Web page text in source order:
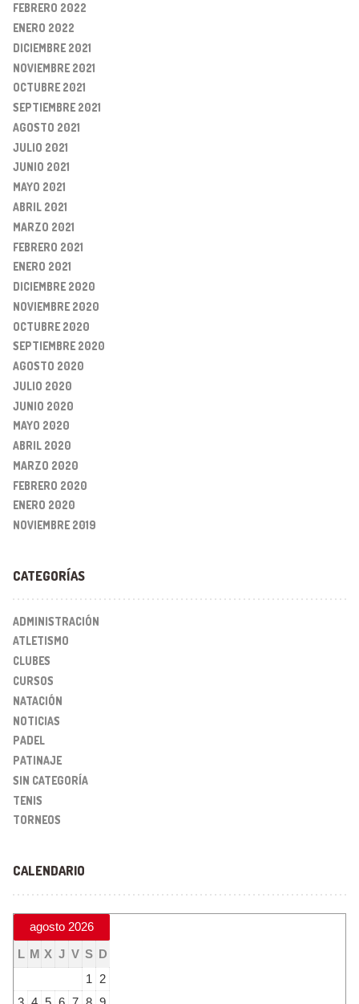
FEBRERO 2022
ENERO 2022
DICIEMBRE 2021
NOVIEMBRE 2021
OCTUBRE 2021
SEPTIEMBRE 2021
AGOSTO 2021
JULIO 2021
JUNIO 2021
MAYO 2021
ABRIL 2021
MARZO 2021
FEBRERO 2021
ENERO 2021
DICIEMBRE 2020
NOVIEMBRE 2020
OCTUBRE 2020
SEPTIEMBRE 2020
AGOSTO 2020
JULIO 2020
JUNIO 2020
MAYO 2020
ABRIL 2020
MARZO 2020
FEBRERO 2020
ENERO 2020
NOVIEMBRE 2019
CATEGORÍAS
ADMINISTRACIÓN
ATLETISMO
CLUBES
CURSOS
NATACIÓN
NOTICIAS
PADEL
PATINAJE
SIN CATEGORÍA
TENIS
TORNEOS
CALENDARIO
agosto 2026
L M X J V S D
1
2